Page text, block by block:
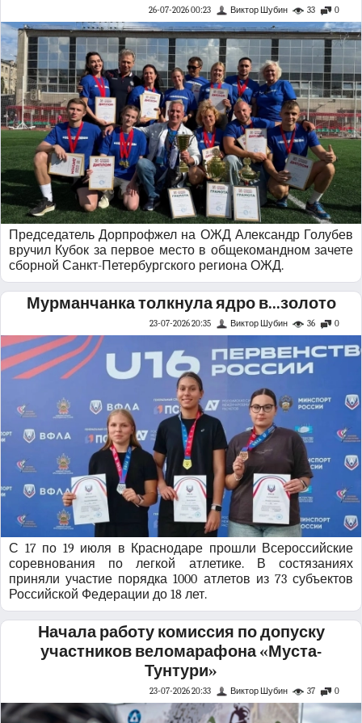
0
33
Виктор Шубин
26-07-2026 00:23
Председатель Дорпрофжел на ОЖД Александр Голубев
вручил Кубок за первое место в общекомандном зачете
сборной Санкт-Петербургского региона ОЖД.
Мурманчанка толкнула ядро в...золото
0
36
Виктор Шубин
23-07-2026 20:35
С 17 по 19 июля в Краснодаре прошли Всероссийские
соревнования по легкой атлетике. В состязаниях
приняли участие порядка 1000 атлетов из 73 субъектов
Российской Федерации до 18 лет.
Начала работу комиссия по допуску
участников веломарафона «Муста-
Тунтури»
0
37
Виктор Шубин
23-07-2026 20:33